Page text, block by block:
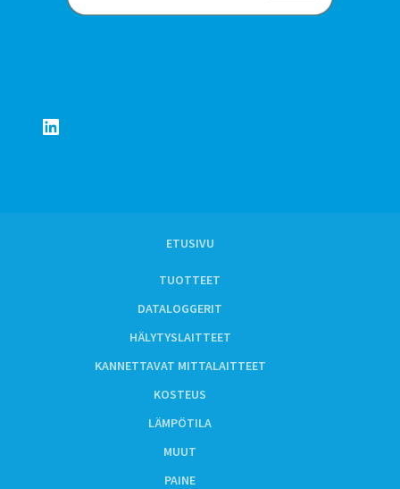
LinkedIn
ETUSIVU
TUOTTEET
DATALOGGERIT
HÄLYTYSLAITTEET
KANNETTAVAT MITTALAITTEET
KOSTEUS
LÄMPÖTILA
MUUT
PAINE